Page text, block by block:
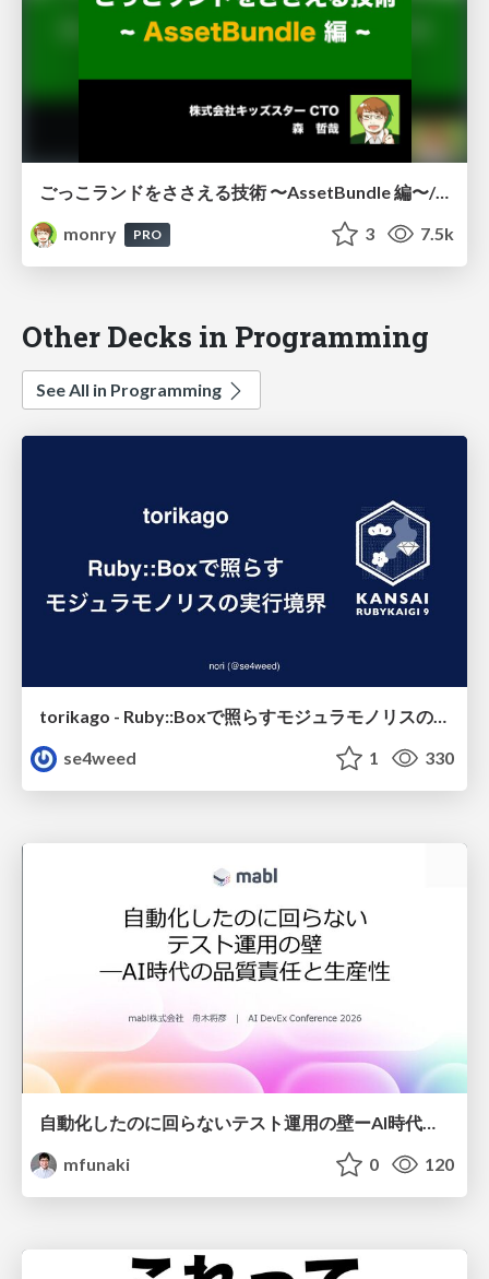
ごっこランドをささえる技術 〜AssetBundle 編〜/AssetBundle Fully Understood
monry
PRO 3 7.5k
Other Decks in Programming
See All in Programming
se4weed
1 330
自動化したのに回らないテスト運用の壁ーAI時代の品質責任と生産性
mfunaki
0 120